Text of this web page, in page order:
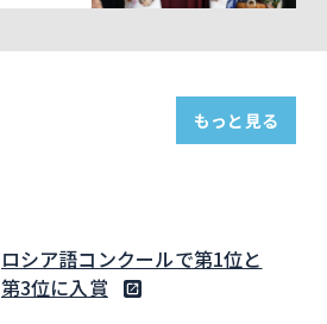
もっと見る
ロシア語コンクールで第1位と
第3位に入賞